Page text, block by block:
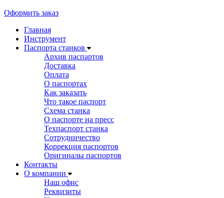
Оформить заказ
Главная
Инструмент
Паспорта станков
Архив паспартов
Доставка
Оплата
О паспортах
Как заказать
Что такое паспорт
Схема станка
О паспорте на пресс
Техпаспорт станка
Сотрудничество
Коррекция паспортов
Оригиналы паспортов
Контакты
О компании
Наш офис
Реквизиты